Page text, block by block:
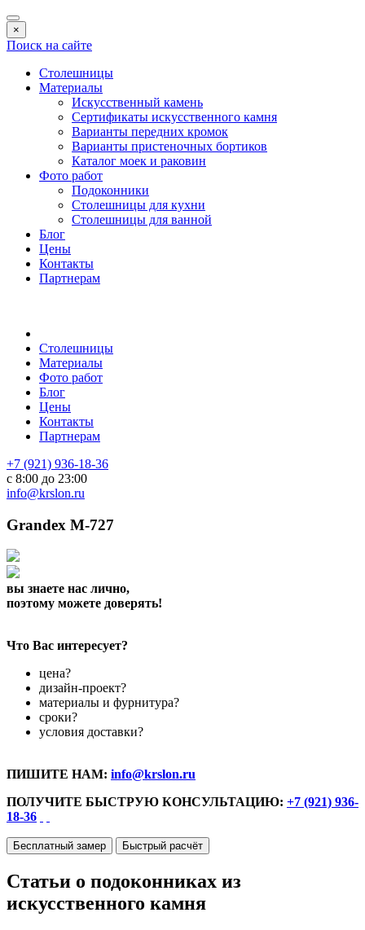
×
Поиск на сайте
Столешницы
Материалы
Искусственный камень
Сертификаты искусственного камня
Варианты передних кромок
Варианты пристеночных бортиков
Каталог моек и раковин
Фото работ
Подоконники
Столешницы для кухни
Столешницы для ванной
Блог
Цены
Контакты
Партнерам
Столешницы
Материалы
Фото работ
Блог
Цены
Контакты
Партнерам
+7 (921) 936-18-36
с 8:00 до 23:00
info@krslon.ru
Grandex M-727
вы знаете нас лично,
поэтому можете доверять!
Что Вас интересует?
цена?
дизайн-проект?
материалы и фурнитура?
сроки?
условия доставки?
ПИШИТЕ НАМ: info@krslon.ru
ПОЛУЧИТЕ БЫСТРУЮ КОНСУЛЬТАЦИЮ: +7 (921) 936-
18-36
Бесплатный замер Быстрый расчёт
Статьи о подоконниках из
искусственного камня